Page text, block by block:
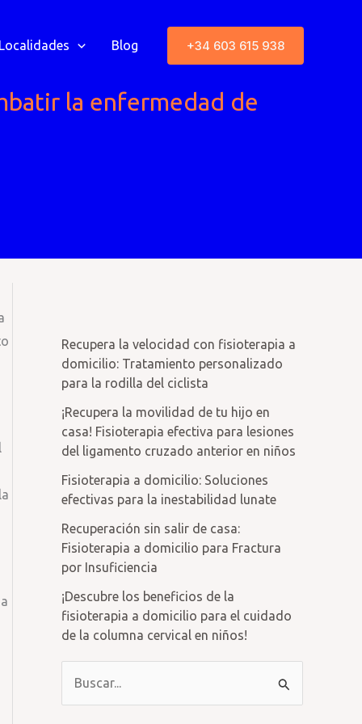
Blog +34 603 615 938
la enfermedad de
Recupera la velocidad con fisioterapia a
domicilio: Tratamiento personalizado
para la rodilla del ciclista
¡Recupera la movilidad de tu hijo en
casa! Fisioterapia efectiva para lesiones
del ligamento cruzado anterior en niños
Fisioterapia a domicilio: Soluciones
efectivas para la inestabilidad lunate
Recuperación sin salir de casa:
Fisioterapia a domicilio para Fractura
por Insuficiencia
¡Descubre los beneficios de la
fisioterapia a domicilio para el cuidado
de la columna cervical en niños!